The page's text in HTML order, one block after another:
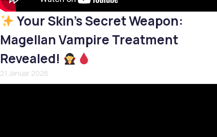
Your Skin’s Secret Weapon:
Magellan Vampire Treatment
Revealed!
21 Januar 2026